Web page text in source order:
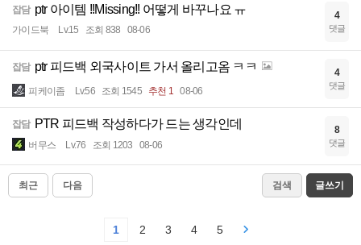
잡담 ptr 아이템 !!Missing!! 어떻게 바꾸나요 ㅠ
가이드북 Lv.15 조회 838 08-06
4
댓글
잡담 ptr 피드백 외국사이트 가서 올리고옴 ㅋㅋ
피케이좀 Lv.56 조회 1545 추천 1 08-06
4
댓글
잡담 PTR 피드백 작성하다가 드는 생각인데
버무스 Lv.76 조회 1203 08-06
8
댓글
최근 다음 검색 글쓰기
1 2 3 4 5